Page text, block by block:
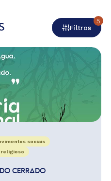
Filtros
5
sociais
religioso
CERRADO